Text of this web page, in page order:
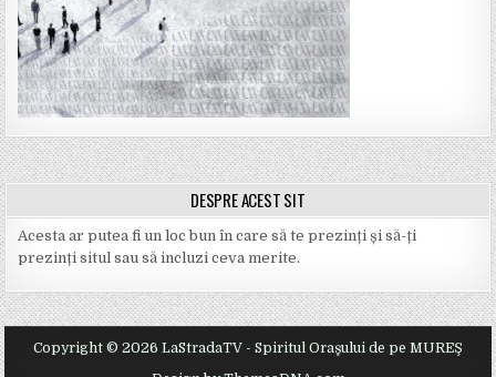
DESPRE ACEST SIT
Acesta ar putea fi un loc bun în care să te prezinți și să-ți
prezinți situl sau să incluzi ceva merite.
Copyright © 2026 LaStradaTV - Spiritul Oraşului de pe MUREŞ